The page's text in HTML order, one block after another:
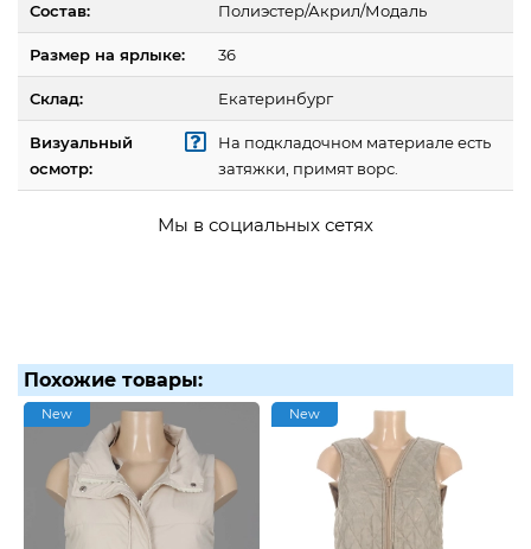
Состав: Полиэстер/Акрил/Модаль
Размер на ярлыке: 36
Склад: Екатеринбург
Визуальный
осмотр:
На подкладочном материале есть
затяжки, примят ворс.
Мы в социальных сетях
Похожие товары:
New New